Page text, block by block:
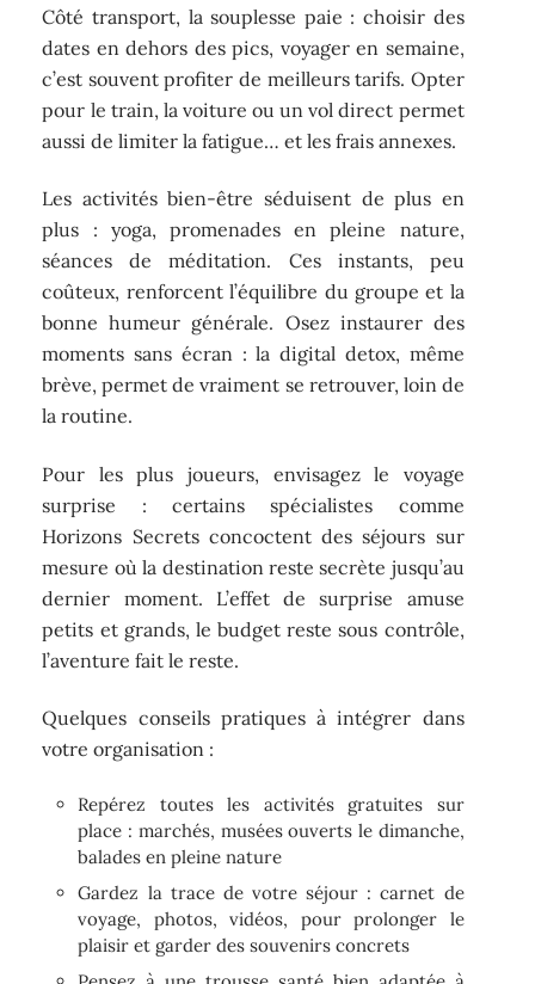
Côté transport, la souplesse paie : choisir des
dates en dehors des pics, voyager en semaine,
c’est souvent profiter de meilleurs tarifs. Opter
pour le train, la voiture ou un vol direct permet
aussi de limiter la fatigue… et les frais annexes.
Les activités bien-être séduisent de plus en
plus : yoga, promenades en pleine nature,
séances de méditation. Ces instants, peu
coûteux, renforcent l’équilibre du groupe et la
bonne humeur générale. Osez instaurer des
moments sans écran : la digital detox, même
brève, permet de vraiment se retrouver, loin de
la routine.
Pour les plus joueurs, envisagez le voyage
surprise : certains spécialistes comme
Horizons Secrets concoctent des séjours sur
mesure où la destination reste secrète jusqu’au
dernier moment. L’effet de surprise amuse
petits et grands, le budget reste sous contrôle,
l’aventure fait le reste.
Quelques conseils pratiques à intégrer dans
votre organisation :
Repérez toutes les activités gratuites sur
place : marchés, musées ouverts le dimanche,
balades en pleine nature
Gardez la trace de votre séjour : carnet de
voyage, photos, vidéos, pour prolonger le
plaisir et garder des souvenirs concrets